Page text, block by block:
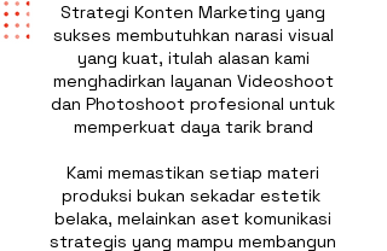
Strategi Konten Marketing yang
sukses membutuhkan narasi visual
yang kuat, itulah alasan kami
menghadirkan layanan Videoshoot
dan Photoshoot profesional untuk
memperkuat daya tarik brand
Kami memastikan setiap materi
produksi bukan sekadar estetik
belaka, melainkan aset komunikasi
strategis yang mampu membangun